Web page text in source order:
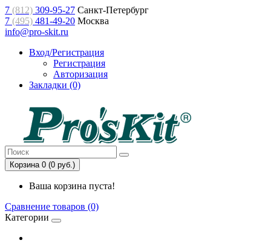
7 (812) 309-95-27 Санкт-Петербург
7 (495) 481-49-20 Москва
info@pro-skit.ru
Вход/Регистрация
Регистрация
Авторизация
Закладки (0)
Корзина 0 (0 руб.)
Ваша корзина пуста!
Сравнение товаров (0)
Категории